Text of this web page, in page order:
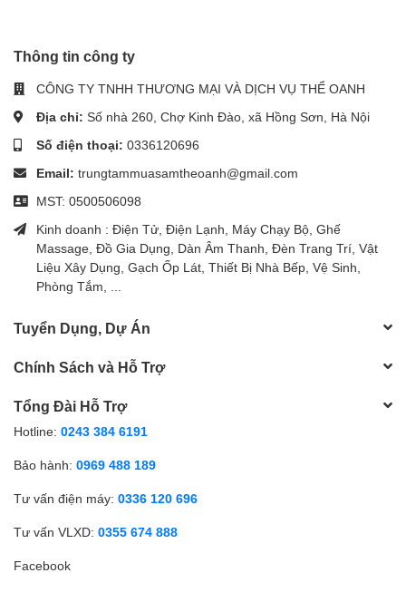
Thông tin công ty
CÔNG TY TNHH THƯƠNG MẠI VÀ DỊCH VỤ THỂ OANH
Địa chỉ: Số nhà 260, Chợ Kinh Đào, xã Hồng Sơn, Hà Nội
Số điện thoại: 0336120696
Email: trungtammuasamtheoanh@gmail.com
MST: 0500506098
Kinh doanh : Điện Tử, Điện Lạnh, Máy Chạy Bộ, Ghế
Massage, Đồ Gia Dụng, Dàn Âm Thanh, Đèn Trang Trí, Vật
Liệu Xây Dụng, Gạch Ốp Lát, Thiết Bị Nhà Bếp, Vệ Sinh,
Phòng Tắm, ...
Tuyển Dụng, Dự Án
Chính Sách và Hỗ Trợ
Tổng Đài Hỗ Trợ
Hotline: 0243 384 6191
Bảo hành: 0969 488 189
Tư vấn điện máy: 0336 120 696
Tư vấn VLXD: 0355 674 888
Facebook